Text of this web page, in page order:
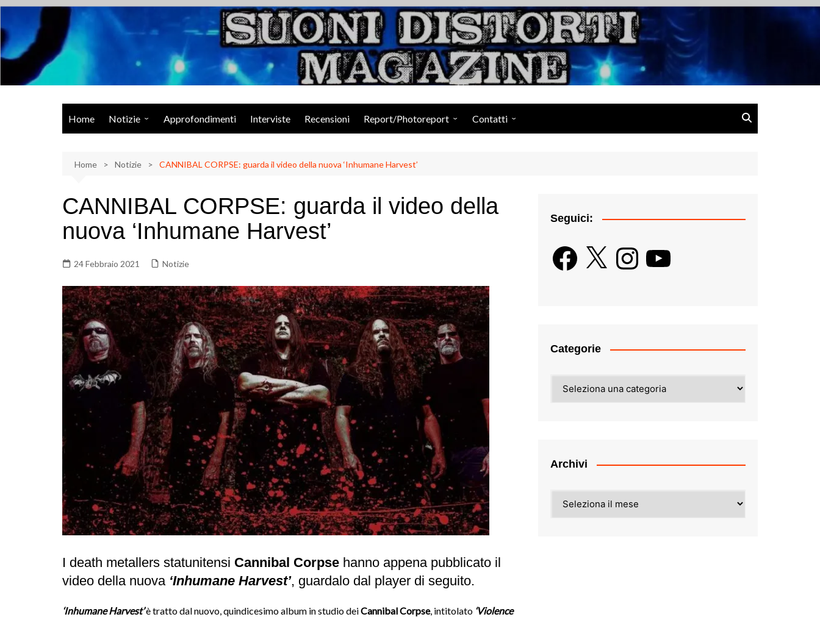
Salta
contenuto
Suoni Distorti Magazine
Musica Rock, Metal, Punk e varie sonorità alternative
Home Notizie
Eventi
Libri
Approfondimenti Interviste Recensioni Report/Photoreport Contatti
Home Notizie CANNIBAL CORPSE: guarda il video della nuova ‘Inhumane Harvest’
CANNIBAL CORPSE: guarda il video della
nuova ‘Inhumane Harvest’
24 Febbraio 2021 Notizie
I death metallers statunitensi Cannibal Corpse hanno appena pubblicato il
video della nuova ‘Inhumane Harvest’, guardalo dal player di seguito.
‘Inhumane Harvest’è tratto dal nuovo, quindicesimo album in studio deiCannibal Corpse, intitolato ‘Violence
Seguici:
Facebook
X InstagramYouTube
Categorie
Archivi